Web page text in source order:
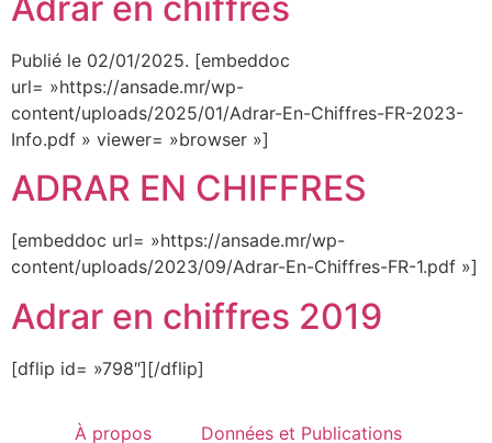
Publié le 02/01/2025. [embeddoc
url= »https://ansade.mr/wp-
content/uploads/2025/01/Adrar-En-Chiffres-FR-2023-
Info.pdf » viewer= »browser »]
ADRAR EN CHIFFRES
[embeddoc url= »https://ansade.mr/wp-
content/uploads/2023/09/Adrar-En-Chiffres-FR-1.pdf »]
Adrar en chiffres 2019
[dflip id= »798″][/dflip]
À propos Données et Publications